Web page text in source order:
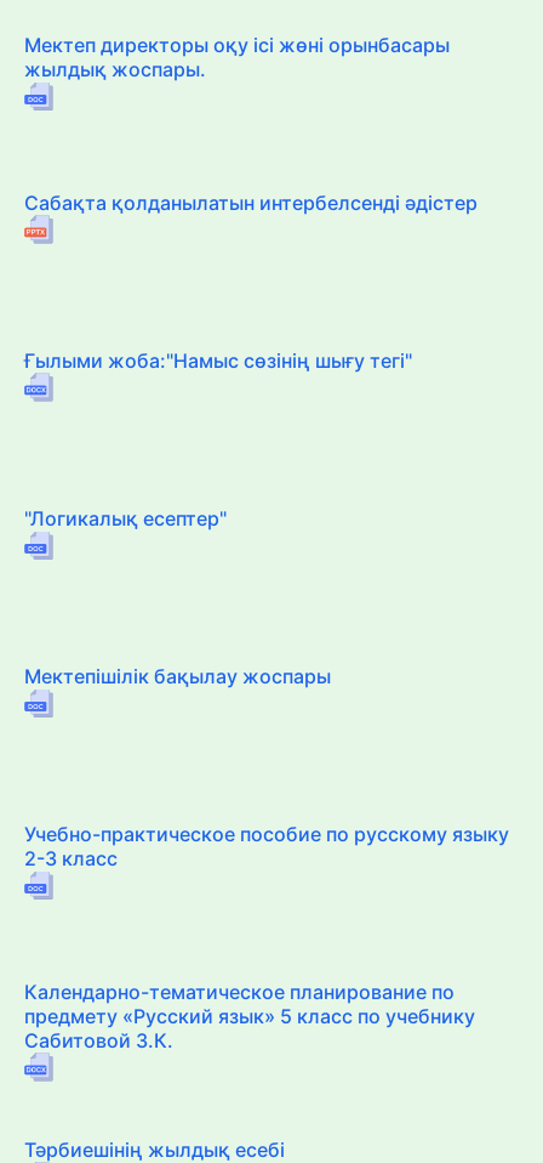
Мектеп директоры оқу ісі жөні орынбасары
жылдық жоспары.
Сабақта қолданылатын интербелсенді әдістер
Ғылыми жоба:"Намыс сөзінің шығу тегі"
"Логикалық есептер"
Мектепішілік бақылау жоспары
Учебно-практическое пособие по русскому языку
2-3 класс
Календарно-тематическое планирование по
предмету «Русский язык» 5 класс по учебнику
Сабитовой З.К.
Тәрбиешінің жылдық есебі